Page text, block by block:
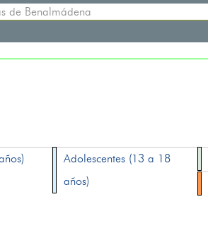
de Benalmádena
Adolescentes (13 a 18
años)